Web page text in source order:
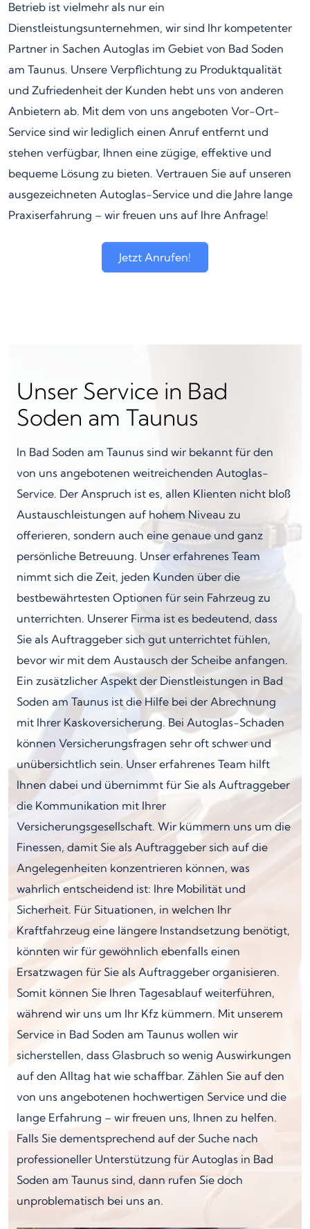
Betrieb ist vielmehr als nur ein
Dienstleistungsunternehmen, wir sind Ihr kompetenter
Partner in Sachen Autoglas im Gebiet von Bad Soden
am Taunus. Unsere Verpflichtung zu Produktqualität
und Zufriedenheit der Kunden hebt uns von anderen
Anbietern ab. Mit dem von uns angeboten Vor-Ort-
Service sind wir lediglich einen Anruf entfernt und
stehen verfügbar, Ihnen eine zügige, effektive und
bequeme Lösung zu bieten. Vertrauen Sie auf unseren
ausgezeichneten Autoglas-Service und die Jahre lange
Praxiserfahrung – wir freuen uns auf Ihre Anfrage!
Jetzt Anrufen!
Unser Service in Bad
Soden am Taunus
In Bad Soden am Taunus sind wir bekannt für den
von uns angebotenen weitreichenden Autoglas-
Service. Der Anspruch ist es, allen Klienten nicht bloß
Austauschleistungen auf hohem Niveau zu
offerieren, sondern auch eine genaue und ganz
persönliche Betreuung. Unser erfahrenes Team
nimmt sich die Zeit, jeden Kunden über die
bestbewährtesten Optionen für sein Fahrzeug zu
unterrichten. Unserer Firma ist es bedeutend, dass
Sie als Auftraggeber sich gut unterrichtet fühlen,
bevor wir mit dem Austausch der Scheibe anfangen.
Ein zusätzlicher Aspekt der Dienstleistungen in Bad
Soden am Taunus ist die Hilfe bei der Abrechnung
mit Ihrer Kaskoversicherung. Bei Autoglas-Schaden
können Versicherungsfragen sehr oft schwer und
unübersichtlich sein. Unser erfahrenes Team hilft
Ihnen dabei und übernimmt für Sie als Auftraggeber
die Kommunikation mit Ihrer
Versicherungsgesellschaft. Wir kümmern uns um die
Finessen, damit Sie als Auftraggeber sich auf die
Angelegenheiten konzentrieren können, was
wahrlich entscheidend ist: Ihre Mobilität und
Sicherheit. Für Situationen, in welchen Ihr
Kraftfahrzeug eine längere Instandsetzung benötigt,
könnten wir für gewöhnlich ebenfalls einen
Ersatzwagen für Sie als Auftraggeber organisieren.
Somit können Sie Ihren Tagesablauf weiterführen,
während wir uns um Ihr Kfz kümmern. Mit unserem
Service in Bad Soden am Taunus wollen wir
sicherstellen, dass Glasbruch so wenig Auswirkungen
auf den Alltag hat wie schaffbar. Zählen Sie auf den
von uns angebotenen hochwertigen Service und die
lange Erfahrung – wir freuen uns, Ihnen zu helfen.
Falls Sie dementsprechend auf der Suche nach
professioneller Unterstützung für Autoglas in Bad
Soden am Taunus sind, dann rufen Sie doch
unproblematisch bei uns an.